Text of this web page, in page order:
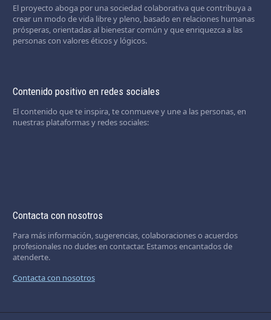
El proyecto aboga por una sociedad colaborativa que contribuya a
crear un modo de vida libre y pleno, basado en relaciones humanas
prósperas, orientadas al bienestar común y que enriquezca a las
personas con valores éticos y lógicos.
Contenido positivo en redes sociales
El contenido que te inspira, te conmueve y une a las personas, en
nuestras plataformas y redes sociales:
Contacta con nosotros
Para más información, sugerencias, colaboraciones o acuerdos
profesionales no dudes en contactar. Estamos encantados de
atenderte.
Contacta con nosotros